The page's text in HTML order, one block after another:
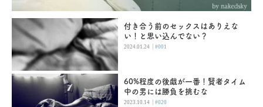
付き合う前のセックスはありえな
い！と思い込んでない？
2024.01.24 |#001
60%程度の後戯が一番！賢者タイム
中の男には勝負を挑むな
2023.10.14 |#020